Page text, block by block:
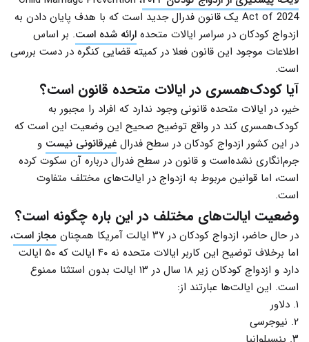
Act of 2024 یک قانون فدرال جدید است که با هدف پایان دادن به
ازدواج کودکان در سراسر ایالات متحده ارائه شده است. بر اساس
اطلاعات موجود این قانون فعلا در کمیته قضایی کنگره در دست بررسی
است.
آیا کودک‌همسری در ایالات متحده قانون است؟
خیر، در ایالات متحده قانونی وجود ندارد که افراد را مجبور به
کودک‌همسری کند در واقع توضیح صحیح این وضعیت این است که
در این کشور ازدواج کودکان در سطح فدرال غیرقانونی نیست و
جرم‌انگاری نشده‌است و قانون در سطح فدرال درباره آن سکوت کرده
است، اما قوانین مربوط به ازدواج در ایالت‌های مختلف متفاوت
است.
وضعیت ایالت‌های مختلف در این باره چگونه است؟
در حال حاضر، ازدواج کودکان در ۳۷ ایالت آمریکا همچنان مجاز است،
اما برخلاف توضیح این کاربر ایالات متحده نه ۴۰ ایالت که ۵۰ ایالت
دارد و ازدواج کودکان زیر ۱۸ سال در ۱۳ ایالت بدون استثنا ممنوع
است. این ایالت‌ها عبارتند از:
۱. دلاور
۲. نیوجرسی